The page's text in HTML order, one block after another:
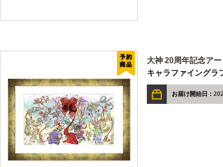
大神 20周年記念ア
キャラファイングラ
お届け開始日：